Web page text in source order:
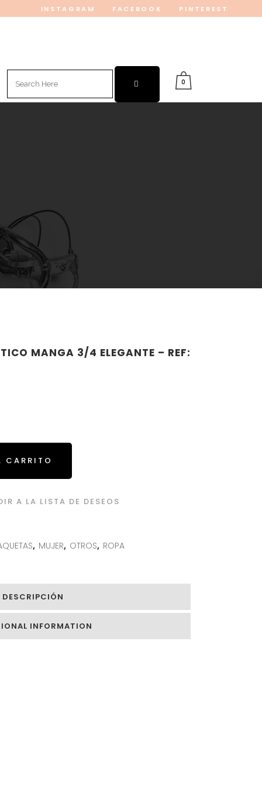
INSTAGRAM FACEBOOK PINTEREST
Search
for:
0
MANGA 3/4 ELEGANTE – REF:
CARRITO
A LA LISTA DE DESEOS
, MUJER, OTROS, ROPA
DESCRIPCIÓN
INFORMATION